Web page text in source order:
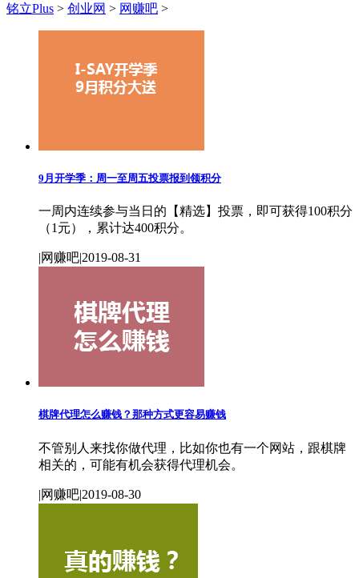
铭立Plus > 创业网 > 网赚吧 >
9月开学季：周一至周五投票报到领积分
一周内连续参与当日的【精选】投票，即可获得100积分
（1元），累计达400积分。
|网赚吧|2019-08-31
棋牌代理怎么赚钱？那种方式更容易赚钱
不管别人来找你做代理，比如你也有一个网站，跟棋牌
相关的，可能有机会获得代理机会。
|网赚吧|2019-08-30